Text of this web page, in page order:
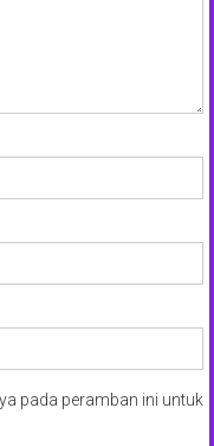
pada peramban ini untuk